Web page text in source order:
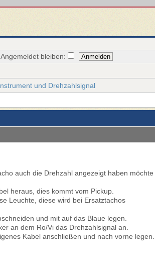
Angemeldet bleiben:
und Drehzahlsignal
auch die Drehzahl angezeigt haben möchte
heraus, dies kommt vom Pickup.
Leuchte, diese wird bei Ersatztachos
und mit auf das Blaue legen.
an dem Ro/Vi das Drehzahlsignal an.
Kabel anschließen und nach vorne legen.